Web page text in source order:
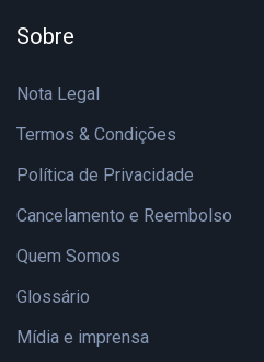
Sobre
Nota Legal
Termos & Condições
Política de Privacidade
Cancelamento e Reembolso
Quem Somos
Glossário
Mídia e imprensa